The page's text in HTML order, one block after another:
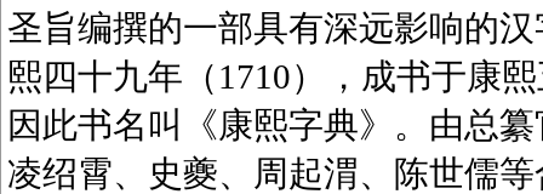
圣旨编撰的一部具有深远影响的
熙四十九年（1710），成书于康
因此书名叫《康熙字典》。由总
凌绍霄、史夔、周起渭、陈世儒